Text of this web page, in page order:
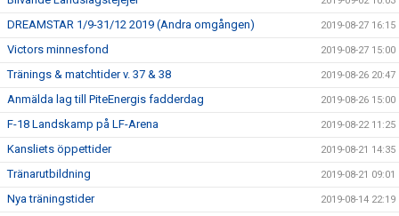
DREAMSTAR 1/9-31/12 2019 (Andra omgången) 2019-08-27 16:15
Victors minnesfond 2019-08-27 15:00
Tränings & matchtider v. 37 & 38 2019-08-26 20:47
Anmälda lag till PiteEnergis fadderdag 2019-08-26 15:00
F-18 Landskamp på LF-Arena 2019-08-22 11:25
Kansliets öppettider 2019-08-21 14:35
Tränarutbildning 2019-08-21 09:01
Nya träningstider 2019-08-14 22:19